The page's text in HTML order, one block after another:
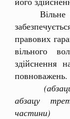
Вільне
правових
вільного
здійснення
повноважень.
абзацу
частини)